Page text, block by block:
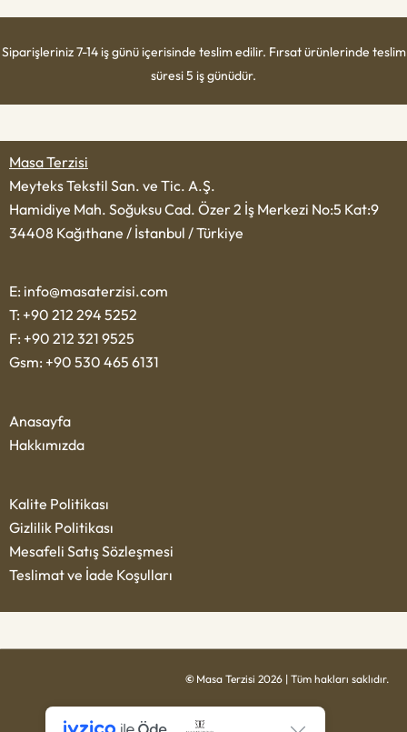
Siparişleriniz 7-14 iş günü içerisinde teslim edilir. Fırsat ürünlerinde teslim
süresi 5 iş günüdür.
Masa Terzisi
Meyteks Tekstil San. ve Tic. A.Ş.
Hamidiye Mah. Soğuksu Cad. Özer 2 İş Merkezi No:5 Kat:9
34408 Kağıthane / İstanbul / Türkiye
E: info@masaterzisi.com
T: +90 212 294 5252
F: +90 212 321 9525
Gsm: +90 530 465 6131
Anasayfa
Hakkımızda
Kalite Politikası
Gizlilik Politikası
Mesafeli Satış Sözleşmesi
Teslimat ve İade Koşulları
© Masa Terzisi 2026 | Tüm hakları saklıdır.